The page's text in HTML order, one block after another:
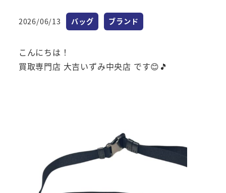
投稿日
2026/06/13 カテゴリー
バッグ カテゴリー
ブランド
こんにちは！
買取専門店 大吉いずみ中央店 です😊🎵